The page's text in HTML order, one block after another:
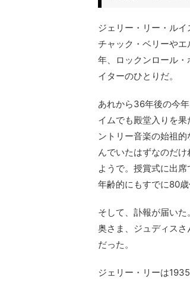
ジェリー・リー・ルイ
チャック・ベリーや
年、ロックンロール
イターのひとりだ。
あれから36年後の今
イムでも殿堂入りを
ントリー音楽の始祖
んでいたはずなのだ
ようで。授賞式に出
年齢的にもすでに80
そして、訃報が届い
奥さま、ジュディス
だった。
ジェリー・リーは